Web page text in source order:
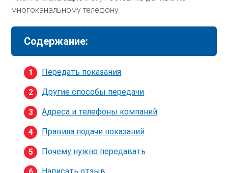
многоканальному телефону.
Содержание:
Передать показания
Другие способы передачи
Адреса и телефоны компаний
Правила подачи показаний
Почему нужно передавать